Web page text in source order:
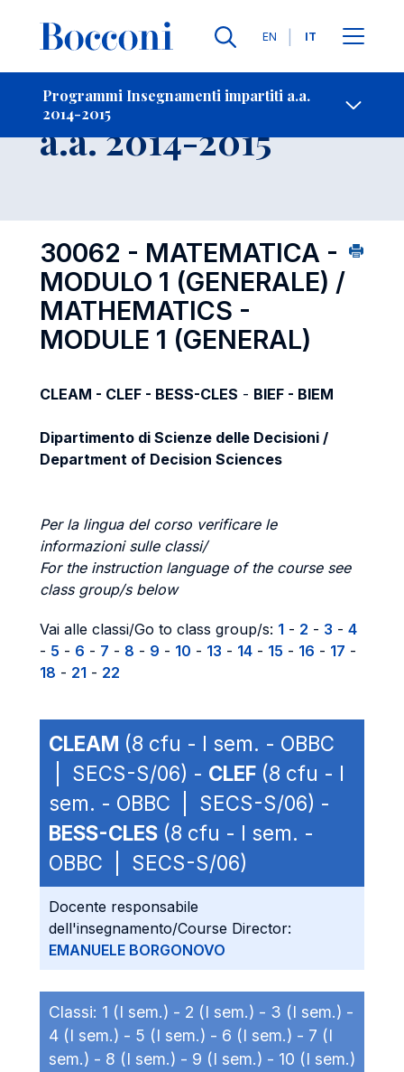
Lingue
EN IT
Programmi Insegnamenti impartiti a.a.
2014-2015
-
Insegnamento
a.a. 2014-2015
30062 - MATEMATICA -
MODULO 1 (GENERALE) /
MATHEMATICS -
MODULE 1 (GENERAL)
CLEAM - CLEF - BESS-CLES - BIEF - BIEM
Dipartimento di Scienze delle Decisioni /
Department of Decision Sciences
Per la lingua del corso verificare le
informazioni sulle classi/
For the instruction language of the course see
class group/s below
Vai alle classi/Go to class group/s: 1 - 2 - 3 - 4
- 5 - 6 - 7 - 8 - 9 - 10 - 13 - 14 - 15 - 16 - 17 -
18 - 21 - 22
CLEAM (8 cfu - I sem. - OBBC
| SECS-S/06) - CLEF (8 cfu - I
sem. - OBBC | SECS-S/06) -
BESS-CLES (8 cfu - I sem. -
OBBC | SECS-S/06)
Docente responsabile
dell'insegnamento/Course Director:
EMANUELE BORGONOVO
Classi: 1 (I sem.) - 2 (I sem.) - 3 (I sem.) -
4 (I sem.) - 5 (I sem.) - 6 (I sem.) - 7 (I
sem.) - 8 (I sem.) - 9 (I sem.) - 10 (I sem.)